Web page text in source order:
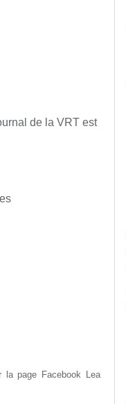
de la VRT est
la page Facebook Lea